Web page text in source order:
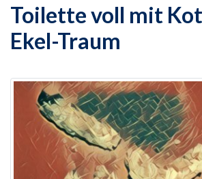
Toilette voll mit
Ekel-Traum